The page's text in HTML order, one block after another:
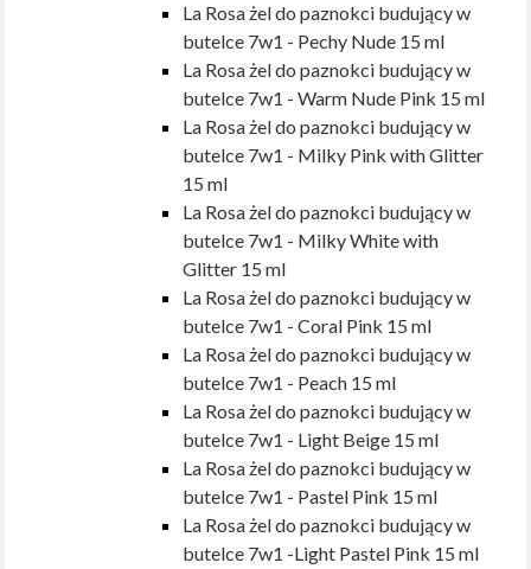
La Rosa żel do paznokci budujący w
butelce 7w1 - Pechy Nude 15 ml
La Rosa żel do paznokci budujący w
butelce 7w1 - Warm Nude Pink 15 ml
La Rosa żel do paznokci budujący w
butelce 7w1 - Milky Pink with Glitter
15 ml
La Rosa żel do paznokci budujący w
butelce 7w1 - Milky White with
Glitter 15 ml
La Rosa żel do paznokci budujący w
butelce 7w1 - Coral Pink 15 ml
La Rosa żel do paznokci budujący w
butelce 7w1 - Peach 15 ml
La Rosa żel do paznokci budujący w
butelce 7w1 - Light Beige 15 ml
La Rosa żel do paznokci budujący w
butelce 7w1 - Pastel Pink 15 ml
La Rosa żel do paznokci budujący w
butelce 7w1 -Light Pastel Pink 15 ml